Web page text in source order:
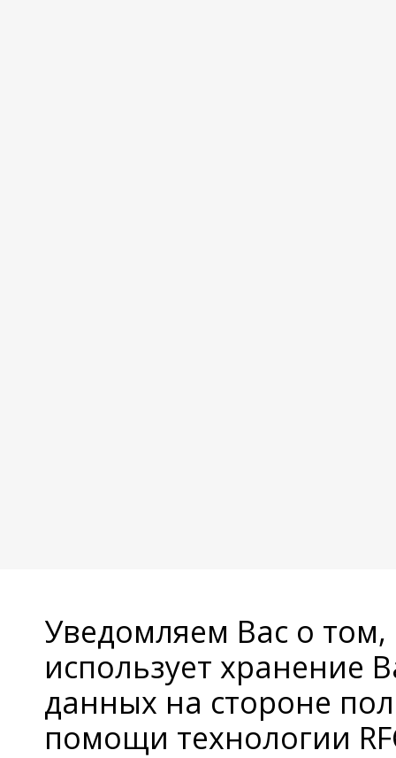
Уведомляем Вас о
использует хранение
данных на стороне
помощи технологии